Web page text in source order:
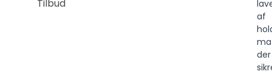
Tilbud
af
der